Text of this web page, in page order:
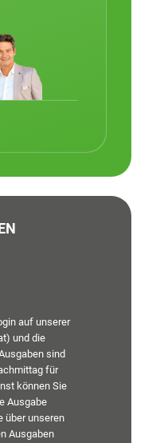
auf unserer
und die
sind
für
können Sie
Ausgabe
über unseren
Ausgaben